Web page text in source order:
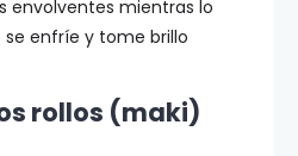
envolventes mientras lo
enfríe y tome brillo
rollos (maki)